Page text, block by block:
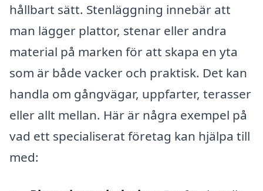
hållbart sätt. Stenläggning innebär att
man lägger plattor, stenar eller andra
material på marken för att skapa en yta
som är både vacker och praktisk. Det kan
handla om gångvägar, uppfarter, terasser
eller allt mellan. Här är några exempel på
vad ett specialiserat företag kan hjälpa till
med: